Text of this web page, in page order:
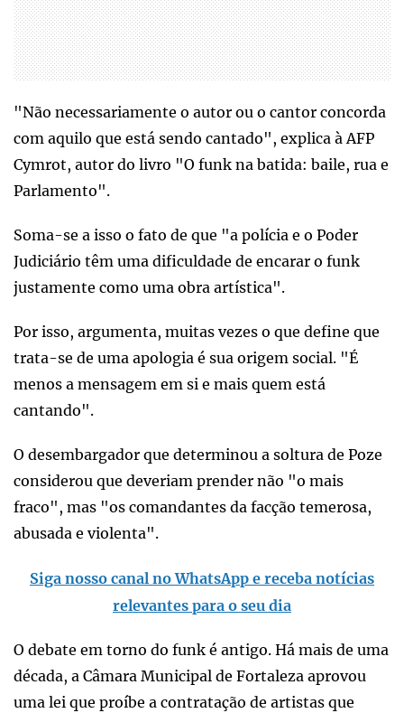
"Não necessariamente o autor ou o cantor concorda
com aquilo que está sendo cantado", explica à AFP
Cymrot, autor do livro "O funk na batida: baile, rua e
Parlamento".
Soma-se a isso o fato de que "a polícia e o Poder
Judiciário têm uma dificuldade de encarar o funk
justamente como uma obra artística".
Por isso, argumenta, muitas vezes o que define que
trata-se de uma apologia é sua origem social. "É
menos a mensagem em si e mais quem está
cantando".
O desembargador que determinou a soltura de Poze
considerou que deveriam prender não "o mais
fraco", mas "os comandantes da facção temerosa,
abusada e violenta".
Siga nosso canal no WhatsApp e receba notícias
relevantes para o seu dia
O debate em torno do funk é antigo. Há mais de uma
década, a Câmara Municipal de Fortaleza aprovou
uma lei que proíbe a contratação de artistas que